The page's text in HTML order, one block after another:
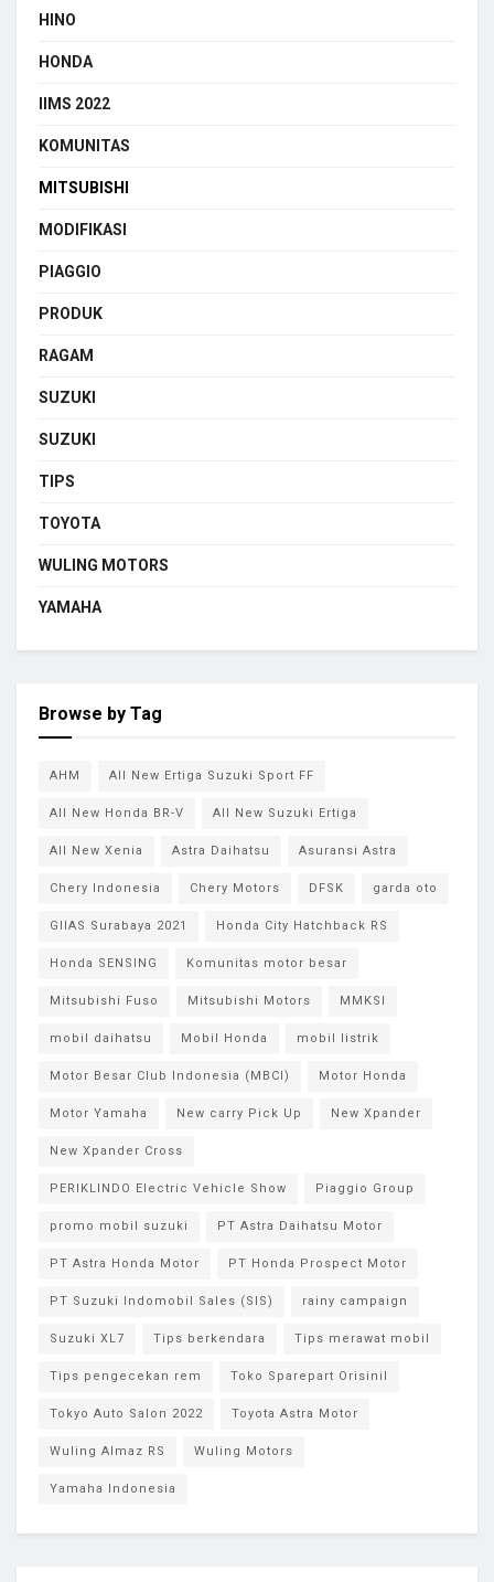
HINO
HONDA
IIMS 2022
KOMUNITAS
MITSUBISHI
MODIFIKASI
PIAGGIO
PRODUK
RAGAM
SUZUKI
SUZUKI
TIPS
TOYOTA
WULING MOTORS
YAMAHA
Browse by Tag
AHM All New Ertiga Suzuki Sport FF
All New Honda BR-V All New Suzuki Ertiga
All New Xenia Astra Daihatsu Asuransi Astra
Chery Indonesia Chery Motors DFSK garda oto
GIIAS Surabaya 2021 Honda City Hatchback RS
Honda SENSING Komunitas motor besar
Mitsubishi Fuso Mitsubishi Motors MMKSI
mobil daihatsu Mobil Honda mobil listrik
Motor Besar Club Indonesia (MBCI) Motor Honda
Motor Yamaha New carry Pick Up New Xpander
New Xpander Cross
PERIKLINDO Electric Vehicle Show Piaggio Group
promo mobil suzuki PT Astra Daihatsu Motor
PT Astra Honda Motor PT Honda Prospect Motor
PT Suzuki Indomobil Sales (SIS) rainy campaign
Suzuki XL7 Tips berkendara Tips merawat mobil
Tips pengecekan rem Toko Sparepart Orisinil
Tokyo Auto Salon 2022 Toyota Astra Motor
Wuling Almaz RS Wuling Motors
Yamaha Indonesia